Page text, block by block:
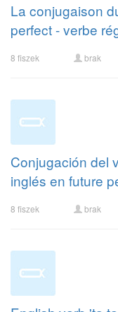
La conjugaison
perfect - verbe
8 fiszek brak
Conjugación del
inglés en future
8 fiszek brak